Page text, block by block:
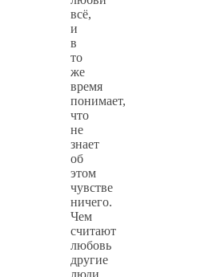
всё,
и
в
то
же
время
понимает,
что
не
знает
об
этом
чувстве
ничего.
Чем
считают
любовь
другие
люди